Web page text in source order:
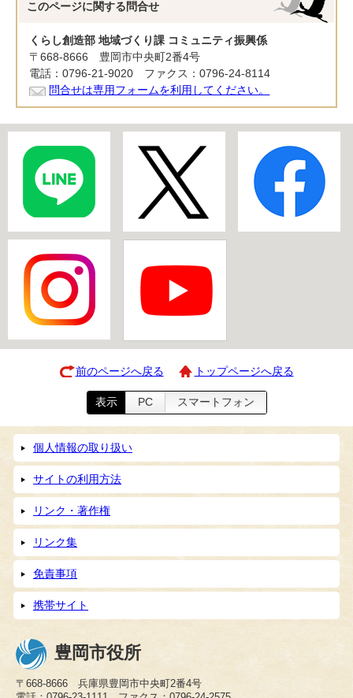
このページに関する 問合せ
くらし創造部 地域づくり課 コミュニティ振興係
〒668-8666 豊岡市中央町2番4号
電話：0796-21-9020 ファクス：0796-24-8114
問合せは専用フォームを利用してください。
前のページへ戻る トップページへ戻る
表示 PC スマートフォン
個人情報の取り扱い
サイトの利用方法
リンク・著作権
リンク集
免責事項
携帯サイト
豊岡市役所
〒668-8666 兵庫県豊岡市中央町2番4号